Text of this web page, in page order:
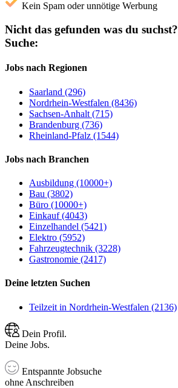
Kein Spam oder unnötige Werbung
Nicht das gefunden was du suchst?
Suche:
Jobs nach Regionen
Saarland (296)
Nordrhein-Westfalen (8436)
Sachsen-Anhalt (715)
Brandenburg (736)
Rheinland-Pfalz (1544)
Jobs nach Branchen
Ausbildung (10000+)
Bau (3802)
Büro (10000+)
Einkauf (4043)
Einzelhandel (5421)
Elektro (5952)
Fahrzeugtechnik (3228)
Gastronomie (2417)
Deine letzten Suchen
Teilzeit in Nordrhein-Westfalen (2136)
Dein Profil.
Deine Jobs.
Entspannte Jobsuche
ohne Anschreiben